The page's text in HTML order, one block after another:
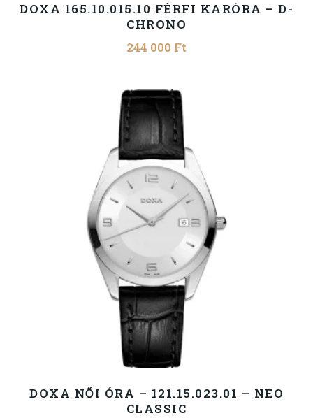
DOXA 165.10.015.10 FÉRFI KARÓRA – D-
CHRONO
244 000 Ft
DOXA NŐI ÓRA – 121.15.023.01 – NEO
CLASSIC